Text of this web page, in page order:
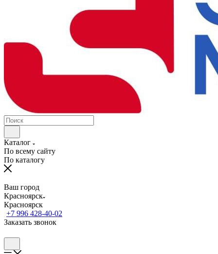
Каталог
По всему сайту
По каталогу
Ваш город
Красноярск
Красноярск
+7 996 428-40-02
Заказать звонок